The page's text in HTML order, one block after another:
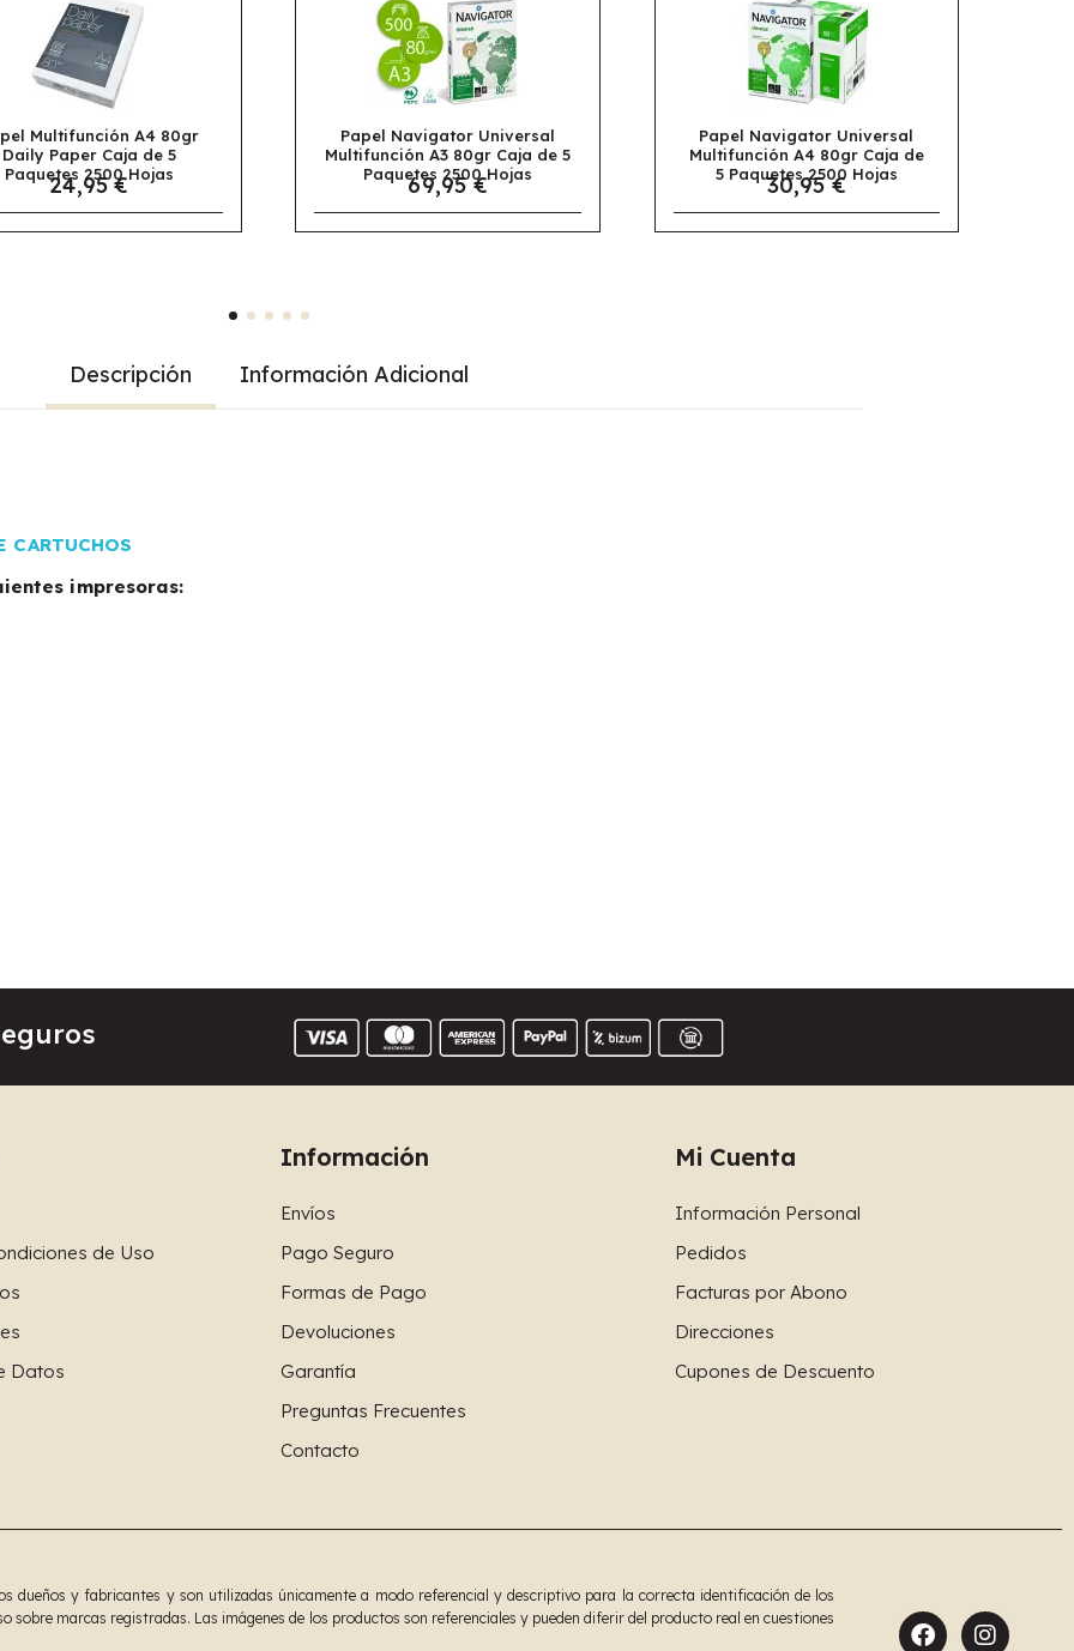
Navigator Universal
A3 80gr Caja de 5
Paquetes 2500 Hojas
69,95 €
Papel Navigator Universal
Multifunción A4 80gr Caja de
5 Paquetes 2500 Hojas
30,95 €
Papel Apli Multifunción A4
Colores Pastel Surtido 100
Hojas
4,95 €
Descripción Información Adicional
impresoras:
de Uso
Datos
Información
Envíos
Pago Seguro
Formas de Pago
Devoluciones
Garantía
Preguntas Frecuentes
Contacto
Mi Cuenta
Información Personal
Pedidos
Facturas por Abono
Direcciones
Cupones de Descuento
dueños y fabricantes y son utilizadas únicamente a modo referencial y descriptivo para la correcta identificación de los
sobre marcas registradas. Las imágenes de los productos son referenciales y pueden diferir del producto real en cuestiones